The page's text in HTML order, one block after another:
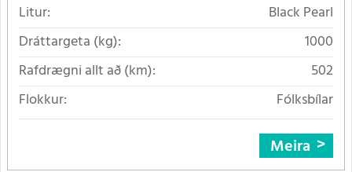
Litur:
Black Pearl
Dráttargeta (kg):
1000
Rafdrægni allt að (km):
502
Flokkur:
Fólksbílar
Meira